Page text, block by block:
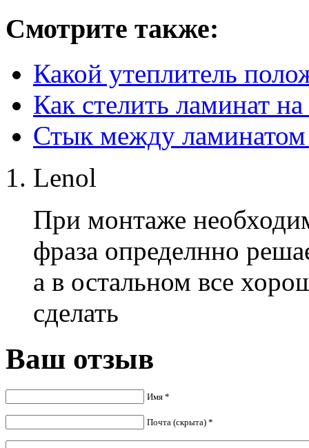
Смотрите также:
Какой утеплитель
Как стелить ламинат на
Стык между
Lenol
При монтаже
фраза определнно
а в остальном все
сделать
Ваш отзыв
Имя *
Почта (скрыта) *